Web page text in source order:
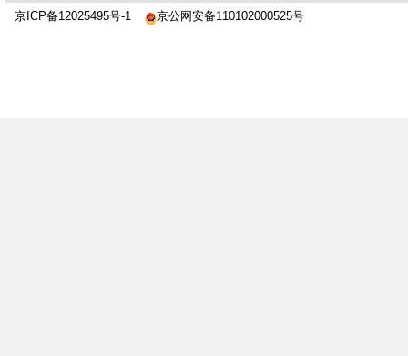
京ICP备12025495号-1
京公网安备110102000525号